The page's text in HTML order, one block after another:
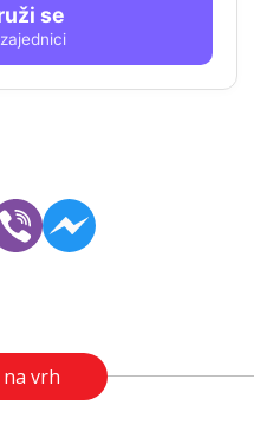
se
vrh